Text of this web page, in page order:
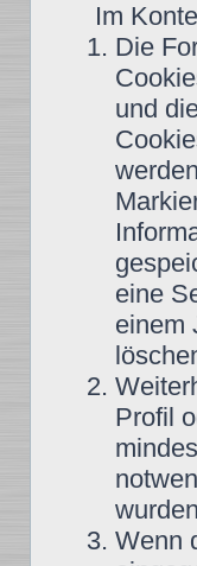
Im
Die
und
eine
einem
Profil
Wenn